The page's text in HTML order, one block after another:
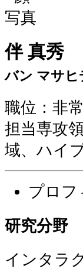
伴 真秀
バン マサヒ
職位：非
担当専攻
域、ハイ
プロフ
研究分野
インタラ